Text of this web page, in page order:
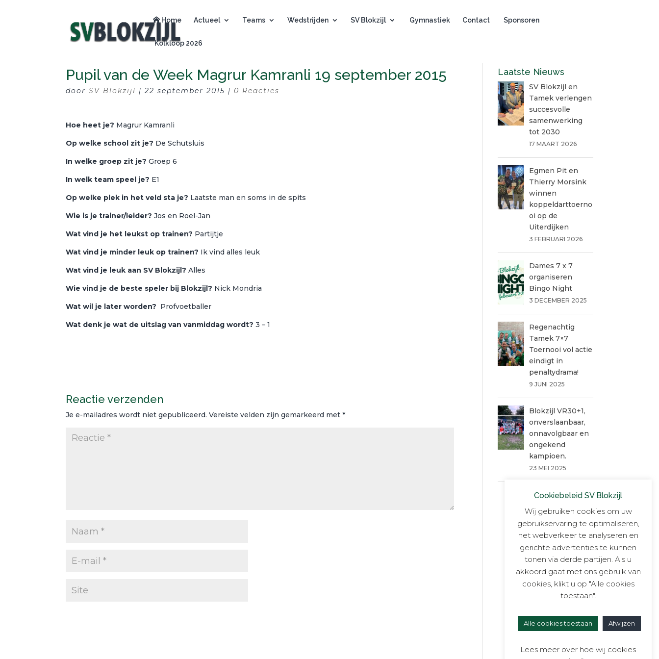
Home Actueel Teams Wedstrijden SV Blokzijl Gymnastiek Contact Sponsoren
Kolkloop 2026
Pupil van de Week Magrur Kamranli 19 september 2015
doorSV Blokzijl |22 september 2015 | 0 Reacties
Hoe heet je? Magrur Kamranli
Op welke school zit je? De Schutsluis
In welke groep zit je?Groep 6
In welk team speel je? E1
Op welke plek in het veld sta je? Laatste man en soms in de spits
Wie is je trainer/leider?Jos en Roel-Jan
Wat vind je het leukst op trainen? Partijtje
Wat vind je minder leuk op trainen? Ik vind alles leuk
Wat vind je leuk aan SV Blokzijl? Alles
Wie vind je de beste speler bij Blokzijl? Nick Mondria
Wat wil je later worden? Profvoetballer
Wat denk je wat de uitslag van vanmiddag wordt? 3 – 1
Reactie verzenden
Je e-mailadres wordt niet gepubliceerd. Vereiste velden zijn gemarkeerd met*
Laatste Nieuws
SV Blokzijl en
Tamek verlengen
succesvolle
samenwerking
tot 2030
17 MAART 2026
Egmen Pit en
Thierry Morsink
winnen
koppeldarttoerno
oi op de
Uiterdijken
3 FEBRUARI 2026
Dames 7 x 7
organiseren
Bingo Night
3 DECEMBER 2025
Regenachtig
Tamek 7×7
Toernooi vol actie
eindigt in
penaltydrama!
9 JUNI 2025
Blokzijl VR30+1,
onverslaanbaar,
onnavolgbaar en
ongekend
kampioen.
23 MEI 2025
Cookiebeleid SV Blokzijl
Wij gebruiken cookies om uw
gebruikservaring te optimaliseren,
het webverkeer te analyseren en
gerichte advertenties te kunnen
tonen via derde partijen. Als u
akkoord gaat met ons gebruik van
cookies, klikt u op "Alle cookies
toestaan".
Alle cookies toestaan Afwijzen
Lees meer over hoe wij cookies